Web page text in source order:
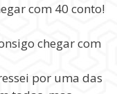
com 40 conto!
chegar com
por uma das